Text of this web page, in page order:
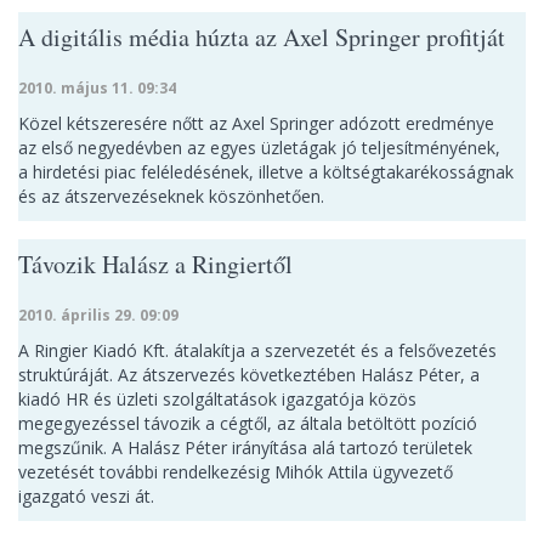
A digitális média húzta az Axel Springer profitját
2010. május 11. 09:34
Közel kétszeresére nőtt az Axel Springer adózott eredménye
az első negyedévben az egyes üzletágak jó teljesítményének,
a hirdetési piac feléledésének, illetve a költségtakarékosságnak
és az átszervezéseknek köszönhetően.
Távozik Halász a Ringiertől
2010. április 29. 09:09
A Ringier Kiadó Kft. átalakítja a szervezetét és a felsővezetés
struktúráját. Az átszervezés következtében Halász Péter, a
kiadó HR és üzleti szolgáltatások igazgatója közös
megegyezéssel távozik a cégtől, az általa betöltött pozíció
megszűnik. A Halász Péter irányítása alá tartozó területek
vezetését további rendelkezésig Mihók Attila ügyvezető
igazgató veszi át.